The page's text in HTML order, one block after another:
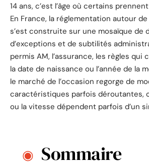
14 ans, c’est l’âge où certains
En France, la réglementation autour
s’est construite sur une mosaïque de
d’exceptions et de subtilités
permis AM, l’assurance, les règles qui
la date de naissance ou l’année de la
le marché de l’occasion regorge de
caractéristiques parfois déroutantes,
ou la vitesse dépendent parfois d’un
Sommaire